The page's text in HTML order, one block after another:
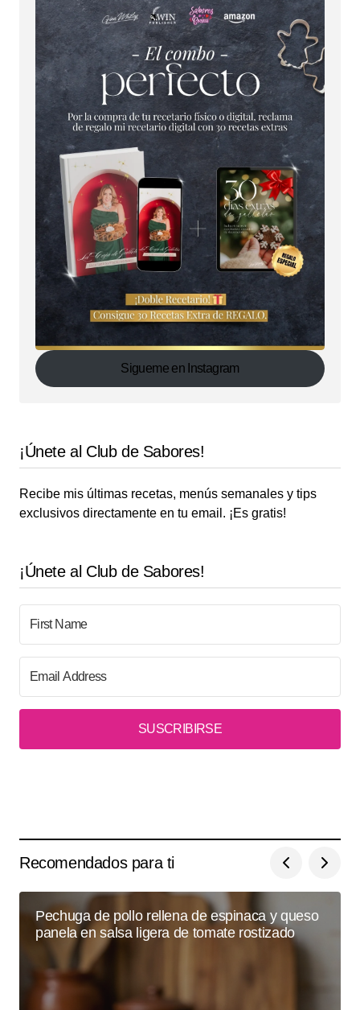
Sigueme en Instagram
¡Únete al Club de Sabores!
Recibe mis últimas recetas, menús semanales y tips
exclusivos directamente en tu email. ¡Es gratis!
¡Únete al Club de Sabores!
SUSCRIBIRSE
Recomendados para ti
Pechuga de pollo rellena de espinaca y queso
panela en salsa ligera de tomate rostizado